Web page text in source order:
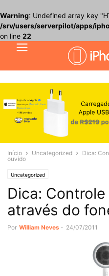
Warning: Undefined array key
/srv/users/serverpilot/apps/
on line 22
Início Uncategorized
Dica:
ouvido
Uncategorized
Dica:
através do
Por William Neves - 24/07/2011